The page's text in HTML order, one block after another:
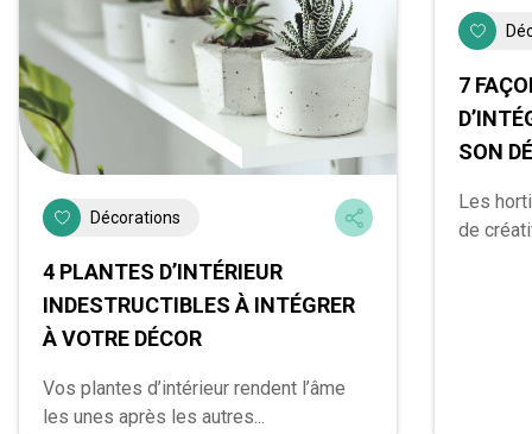
Décorations
4 PLANTES D’INTÉRIEUR
INDESTRUCTIBLES À INTÉGRER
À VOTRE DÉCOR
Vos plantes d’intérieur rendent l’âme
les unes après les autres...
7
SON
Les
de